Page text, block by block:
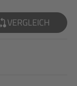
VERGLEICH